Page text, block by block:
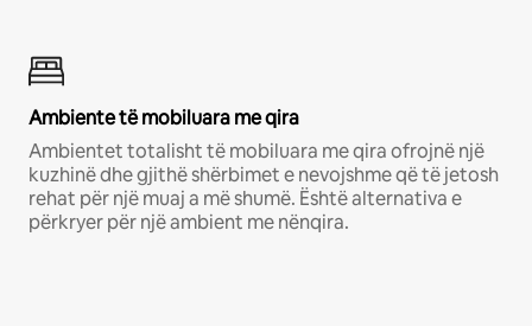
Ambiente të mobiluara me qira
Ambientet totalisht të mobiluara me qira ofrojnë një
kuzhinë dhe gjithë shërbimet e nevojshme që të jetosh
rehat për një muaj a më shumë. Është alternativa e
përkryer për një ambient me nënqira.